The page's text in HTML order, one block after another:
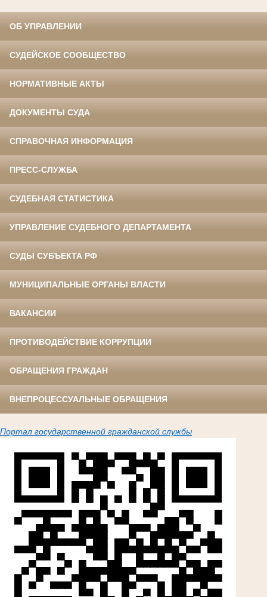
ОБ УПРАВЛЕНИИ
СУДЕЙСКОЕ СООБЩЕСТВО
НОРМАТИВНЫЕ АКТЫ
ДОКУМЕНТЫ СУДА
СПРАВОЧНАЯ ИНФОРМАЦИЯ
ПРЕСС-СЛУЖБА
СУДЕБНАЯ СТАТИСТИКА
УПРАВЛЕНИЕ СУДЕБНОГО ДЕПАРТАМЕНТА
СУДЫ СУБЪЕКТА РФ
МУНИЦИПАЛЬНЫЕ ОРГАНЫ ВЛАСТИ
ВАКАНСИИ
ПРОТИВОДЕЙСТВИЕ КОРРУПЦИИ
ОБРАЩЕНИЯ ГРАЖДАН
ВНЕПРОЦЕССУАЛЬНЫЕ ОБРАЩЕНИЯ
Портал государственной гражданской службы